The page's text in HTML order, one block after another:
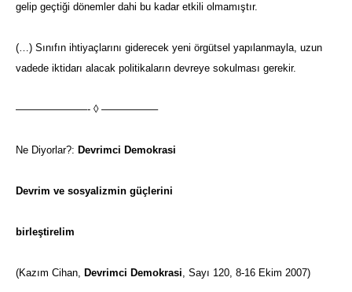
gelip geçtiği dönemler dahi bu kadar etkili olmamıştır.
(…) Sınıfın ihtiyaçlarını giderecek yeni örgütsel yapılanmayla, uzun
vadede iktidarı alacak politikaların devreye sokulması gerekir.
———————- ◊ —————–
Ne Diyorlar?: Devrimci Demokrasi
Devrim ve sosyalizmin güçlerini
birleştirelim
(Kazım Cihan, Devrimci Demokrasi, Sayı 120, 8-16 Ekim 2007)